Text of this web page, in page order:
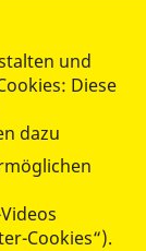
und
Diese
dazu
Cookies“).